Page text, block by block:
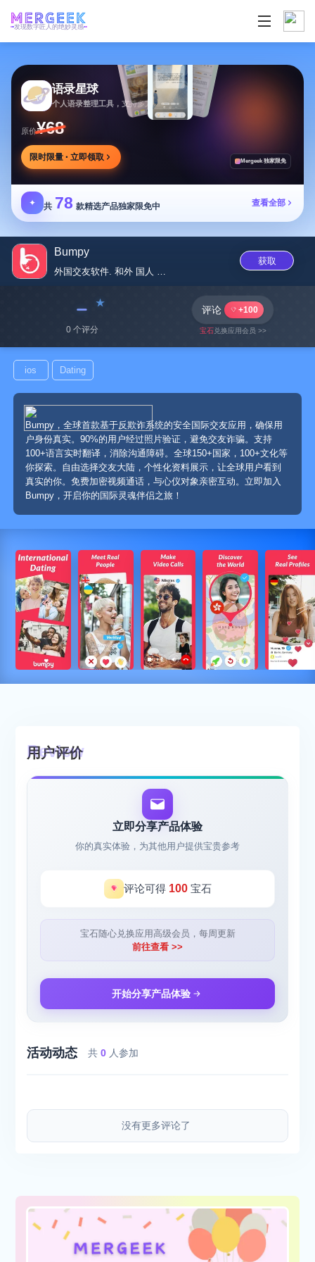
发现数字匠人的绝妙灵感
语录星球
个人语录整理工具，支持多方式添加及灵活推送
原价¥68
限时限量 · 立即领取 Mergeek 独家限免
✦ 共 78 款精选产品独家限免中 查看全部
Bumpy
外国交友软件. 和外 国人 聊...
获取
﹣
0 个评分
评论 +100
宝石兑换应用会员 >>
ios Dating
Bumpy，全球首款基于反欺诈系统的安全国际交友应用，确保用
户身份真实。90%的用户经过照片验证，避免交友诈骗。支持
100+语言实时翻译，消除沟通障碍。全球150+国家，100+文化等
你探索。自由选择交友大陆，个性化资料展示，让全球用户看到
真实的你。免费加密视频通话，与心仪对象亲密互动。立即加入
Bumpy，开启你的国际灵魂伴侣之旅！
用户评价
立即分享产品体验
你的真实体验，为其他用户提供宝贵参考
评论可得 100宝石
宝石随心兑换应用高级会员，每周更新
前往查看 >>
开始分享产品体验
活动动态 共0 人参加
没有更多评论了